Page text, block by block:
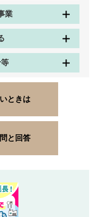
業
ときは
と回答